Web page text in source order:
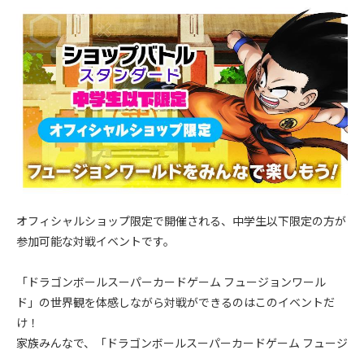
オフィシャルショップ限定で開催される、中学生以下限定の方が
参加可能な対戦イベントです。
「ドラゴンボールスーパーカードゲーム フュージョンワール
ド」の世界観を体感しながら対戦ができるのはこのイベントだ
け！
家族みんなで、「ドラゴンボールスーパーカードゲーム フュージ